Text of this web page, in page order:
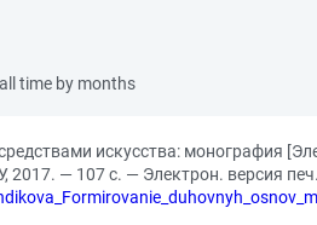
time by months
искусства: монография
— 107 с. — Электрон. версия